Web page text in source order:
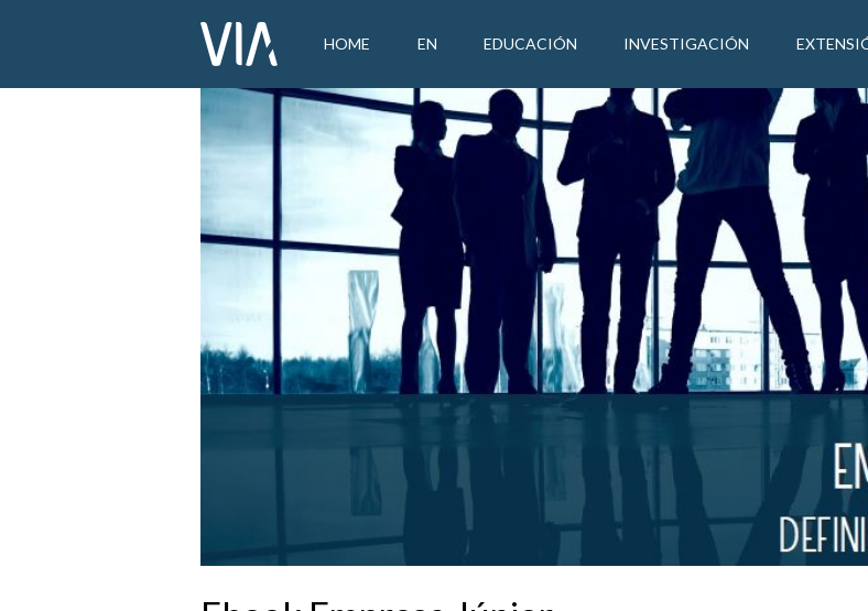
HOME EN EDUCACIÓN INVESTIGACIÓN